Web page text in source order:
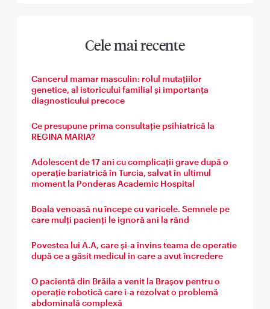
Cele mai recente
Cancerul mamar masculin: rolul mutațiilor
genetice, al istoricului familial și importanța
diagnosticului precoce
Ce presupune prima consultație psihiatrică la
REGINA MARIA?
Adolescent de 17 ani cu complicații grave după o
operație bariatrică în Turcia, salvat în ultimul
moment la Ponderas Academic Hospital
Boala venoasă nu începe cu varicele. Semnele pe
care mulți pacienți le ignoră ani la rând
Povestea lui A.A, care și-a învins teama de operatie
după ce a găsit medicul în care a avut încredere
O pacientă din Brăila a venit la Brașov pentru o
operație robotică care i-a rezolvat o problemă
abdominală complexă